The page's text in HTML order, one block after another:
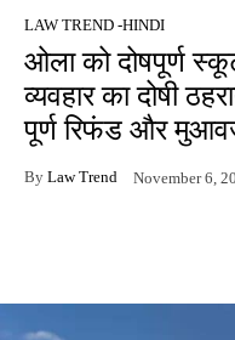
LAW TREND -HINDI
ओला को दोषपूर्ण
व्यवहार का दोषी
पूर्ण रिफंड और
By Law Trend November 6,